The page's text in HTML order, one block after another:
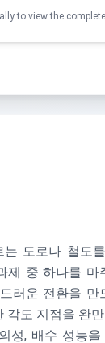
to view the
는 도로나 철도
제 중 하나를 마
러운 전환을 만
각도 지점을 완
성, 배수 성능